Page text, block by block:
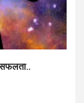
सफलता..